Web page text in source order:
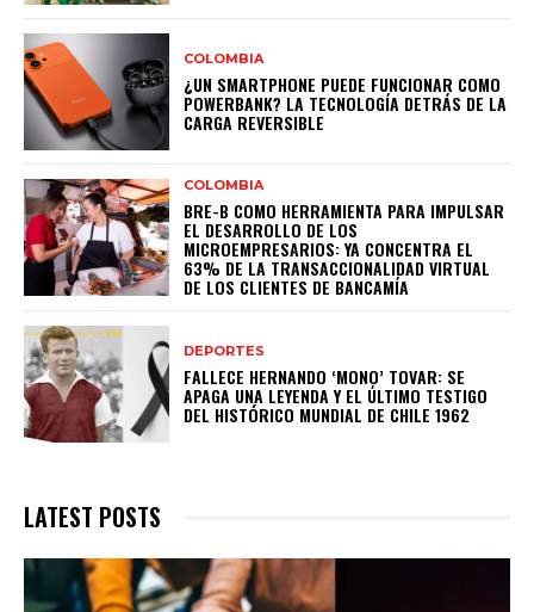
COLOMBIA
¿UN SMARTPHONE PUEDE FUNCIONAR COMO
POWERBANK? LA TECNOLOGÍA DETRÁS DE LA
CARGA REVERSIBLE
COLOMBIA
BRE-B COMO HERRAMIENTA PARA IMPULSAR
EL DESARROLLO DE LOS
MICROEMPRESARIOS: YA CONCENTRA EL
63% DE LA TRANSACCIONALIDAD VIRTUAL
DE LOS CLIENTES DE BANCAMÍA
DEPORTES
FALLECE HERNANDO ‘MONO’ TOVAR: SE
APAGA UNA LEYENDA Y EL ÚLTIMO TESTIGO
DEL HISTÓRICO MUNDIAL DE CHILE 1962
LATEST POSTS